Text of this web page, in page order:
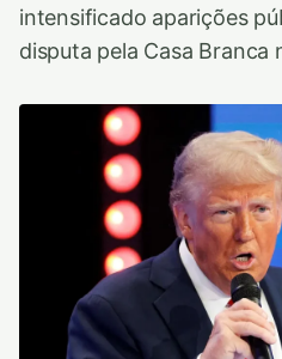
intensificado aparições
disputa pela Casa Branca